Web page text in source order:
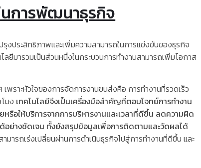
นการพัฒนาธุรกิจ
ประสิทธิภาพและเพิ่มความสามารถในการแข่งขันของธุรกิจ
ยีมารวมเป็นส่วนหนึ่งในกระบวนการทำงานสามารถเพิ่มโอกาส
ราะหัวใจของการจัดการงานขนส่งคือ การทำงานที่รวดเร็ว
มง เทคโนโลยีจึงเป็นเครื่องมือสำคัญที่ตอบโจทย์การทำงาน
หรือให้บริการจากการบริหารงานและเวลาที่ดีขึ้น ลดความผิด
อย่างชัดเจน ทั้งยังสรุปข้อมูลเพื่อการติดตามและวัดผลได้
มารถเร่งเปลี่ยนผ่านการดำเนินธุรกิจไปสู่การทำงานที่ดีขึ้น และ